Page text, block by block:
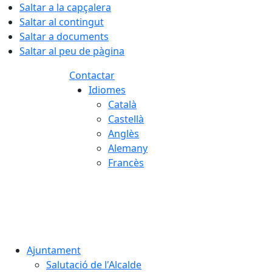
Saltar a la capçalera
Saltar al contingut
Saltar a documents
Saltar al peu de pàgina
Contactar
Idiomes
Català
Castellà
Anglès
Alemany
Francès
Ajuntament
Salutació de l'Alcalde